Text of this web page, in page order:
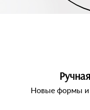
Новые формы и